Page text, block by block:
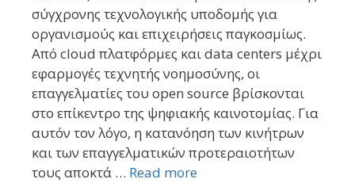
σύγχρονης τεχνολογικής υποδομής για
οργανισμούς και επιχειρήσεις παγκοσμίως.
Από cloud πλατφόρμες και data centers μέχρι
εφαρμογές τεχνητής νοημοσύνης, οι
επαγγελματίες του open source βρίσκονται
στο επίκεντρο της ψηφιακής καινοτομίας. Για
αυτόν τον λόγο, η κατανόηση των κινήτρων
και των επαγγελματικών προτεραιοτήτων
τους αποκτά … Read more